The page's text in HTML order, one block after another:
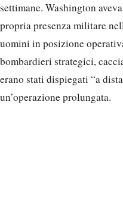
settimane. Washington
propria presenza militare
uomini in posizione
bombardieri strategici,
erano stati dispiegati “a
un’operazione prolungata.